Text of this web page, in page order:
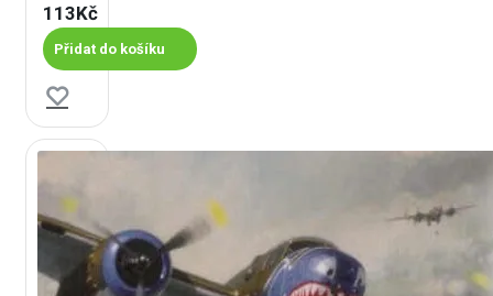
113Kč
Přidat do košíku